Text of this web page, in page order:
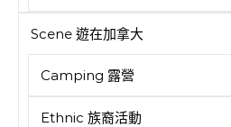
Scene 遊在加拿大
Camping 露營
Ethnic 族裔活動